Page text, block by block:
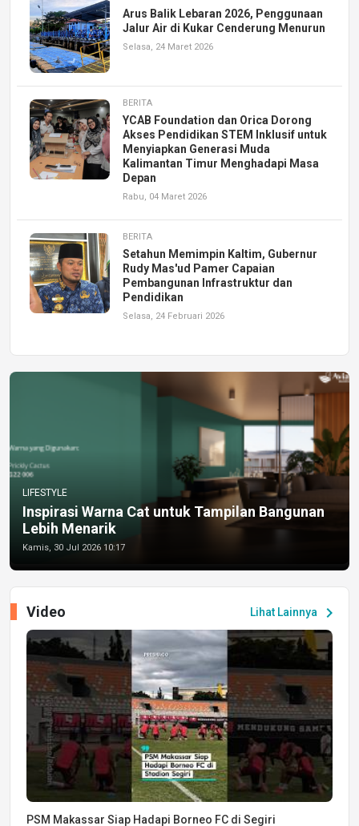
Arus Balik Lebaran 2026, Penggunaan
Jalur Air di Kukar Cenderung Menurun
Selasa, 24 Maret 2026
BERITA
YCAB Foundation dan Orica Dorong
Akses Pendidikan STEM Inklusif untuk
Menyiapkan Generasi Muda
Kalimantan Timur Menghadapi Masa
Depan
Rabu, 04 Maret 2026
BERITA
Setahun Memimpin Kaltim, Gubernur
Rudy Mas'ud Pamer Capaian
Pembangunan Infrastruktur dan
Pendidikan
Selasa, 24 Februari 2026
LIFESTYLE
Inspirasi Warna Cat untuk Tampilan Bangunan
Lebih Menarik
Kamis, 30 Jul 2026 10:17
Lihat Lainnya chevron_right
Video
PSM Makassar Siap Hadapi Borneo FC di Segiri